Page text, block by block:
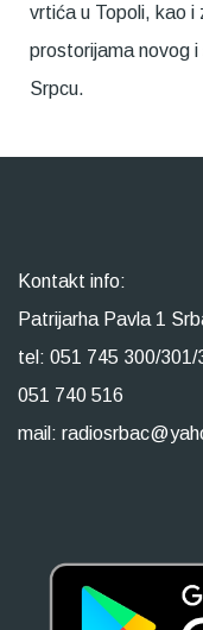
vrtića u Topoli, kao i
prostorijama novog
Srpcu.
Kontakt info:
Patrijarha Pavla 1
tel: 051 745 300/301/
051 740 516
mail: